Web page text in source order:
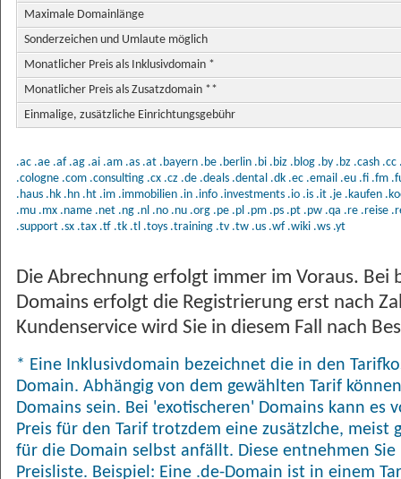
Maximale Domainlänge
Sonderzeichen und Umlaute möglich
Monatlicher Preis als Inklusivdomain *
Monatlicher Preis als Zusatzdomain **
Einmalige, zusätzliche Einrichtungsgebühr
.ac .ae .af .ag .ai .am .as .at .bayern .be .berlin .bi .biz .blog .by .bz .cash .cc
.cologne .com .consulting .cx .cz .de .deals .dental .dk .ec .email .eu .fi .fm
.haus .hk .hn .ht .im .immobilien .in .info .investments .io .is .it .je .kaufen
.mu .mx .name .net .ng .nl .no .nu .org .pe .pl .pm .ps .pt .pw .qa .re .reise
.support .sx .tax .tf .tk .tl .toys .training .tv .tw .us .wf .wiki .ws .yt
Die Abrechnung erfolgt immer im Voraus. Bei
Domains erfolgt die Registrierung erst nach
Kundenservice wird Sie in diesem Fall nach
* Eine Inklusivdomain bezeichnet die in den
Domain. Abhängig von dem gewählten Tarif
Domains sein. Bei 'exotischeren' Domains kann es
Preis für den Tarif trotzdem eine zusätzlche, meist
für die Domain selbst anfällt. Diese entnehmen
Preisliste. Beispiel: Eine .de-Domain ist in einem